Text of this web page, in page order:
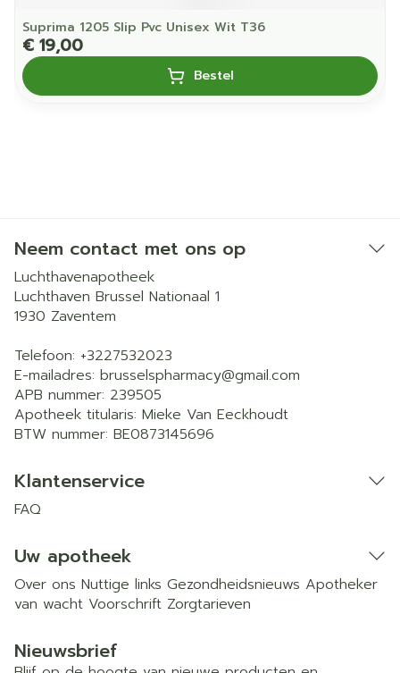
Suprima 1205 Slip Pvc Unisex Wit T36
€ 19,00
Bestel
Neem contact met ons op
Luchthavenapotheek
Luchthaven Brussel Nationaal 1
1930 Zaventem
Telefoon: +3227532023
E-mailadres: brusselspharmacy@gmail.com
APB nummer: 239505
Apotheek titularis: Mieke Van Eeckhoudt
BTW nummer: BE0873145696
Klantenservice
FAQ
Uw apotheek
Over ons Nuttige links Gezondheidsnieuws Apotheker
van wacht Voorschrift Zorgtarieven
Nieuwsbrief